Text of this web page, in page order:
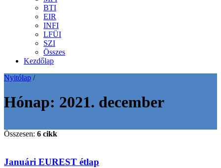
BTI
EIR
INFI
LFÜI
SZI
Összes
Kezdőlap
Nyitólap /
Hónap: 2021. december
Összesen: 6 cikk
Januári EUREST étlap